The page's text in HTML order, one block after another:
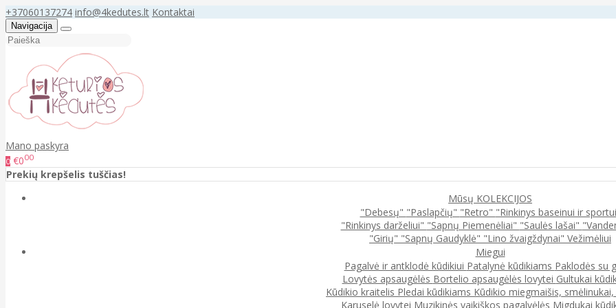
+37060137274 info@4kedutes.lt Kontaktai
Navigacija
Mano paskyra
0 €000
Prekių krepšelis tuščias!
Mūsų KOLEKCIJOS
"Debesų" "Paslapčių" "Retro" "Rinkinys baseinui ir
"Rinkinys darželiui" "Sapnų Piemenėliai" "Saulės lašai"
"Girių" "Sapnų Gaudyklė" "Lino žvaigždynai" Vežimėliui
Miegui
Pagalvė ir antklodė kūdikiui Patalynė kūdikiams Paklodės su
Lovytės apsaugėlės Bortelio apsaugėlės lovytei Gultukai
Kūdikio kraitelis Pledai kūdikiams Kūdikio miegmaišis,
Karuselė lovytei Muzikinės vaikiškos pagalvėlės Migdukai